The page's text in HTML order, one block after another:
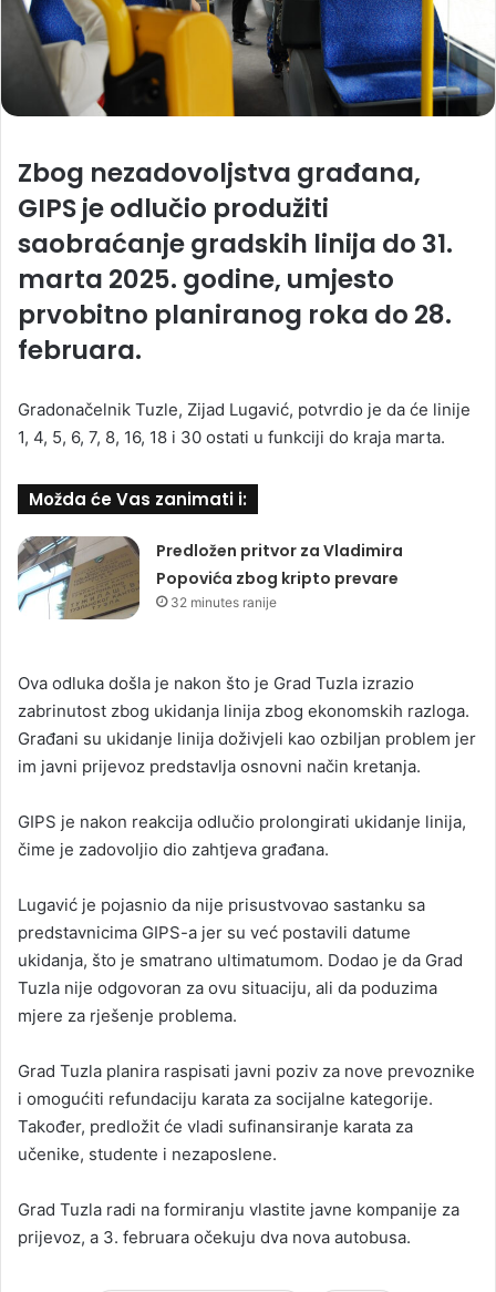
Zbog nezadovoljstva građana,
GIPS je odlučio produžiti
saobraćanje gradskih linija do 31.
marta 2025. godine, umjesto
prvobitno planiranog roka do 28.
februara.
Gradonačelnik Tuzle, Zijad Lugavić, potvrdio je da će linije
1, 4, 5, 6, 7, 8, 16, 18 i 30 ostati u funkciji do kraja marta.
Možda će Vas zanimati i:
Predložen pritvor za Vladimira
Popovića zbog kripto prevare
32 minutes ranije
Ova odluka došla je nakon što je Grad Tuzla izrazio
zabrinutost zbog ukidanja linija zbog ekonomskih razloga.
Građani su ukidanje linija doživjeli kao ozbiljan problem jer
im javni prijevoz predstavlja osnovni način kretanja.
GIPS je nakon reakcija odlučio prolongirati ukidanje linija,
čime je zadovoljio dio zahtjeva građana.
Lugavić je pojasnio da nije prisustvovao sastanku sa
predstavnicima GIPS-a jer su već postavili datume
ukidanja, što je smatrano ultimatumom. Dodao je da Grad
Tuzla nije odgovoran za ovu situaciju, ali da poduzima
mjere za rješenje problema.
Grad Tuzla planira raspisati javni poziv za nove prevoznike
i omogućiti refundaciju karata za socijalne kategorije.
Također, predložit će vladi sufinansiranje karata za
učenike, studente i nezaposlene.
Grad Tuzla radi na formiranju vlastite javne kompanije za
prijevoz, a 3. februara očekuju dva nova autobusa.